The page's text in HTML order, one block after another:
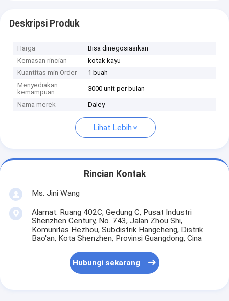
Deskripsi Produk
Harga
Bisa dinegosiasikan
Kemasan rincian
kotak kayu
Kuantitas min Order
1 buah
Menyediakan
kemampuan
3000 unit per bulan
Nama merek Daley
Lihat Lebih
Rincian Kontak
Ms. Jini Wang
Alamat: Ruang 402C, Gedung C, Pusat Industri
Shenzhen Century, No. 743, Jalan Zhou Shi,
Komunitas Hezhou, Subdistrik Hangcheng, Distrik
Bao'an, Kota Shenzhen, Provinsi Guangdong, Cina
Hubungi sekarang